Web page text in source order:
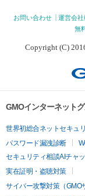
お問い合わせ 運営会社
無
Copyright (C)
GMOインターネット
世界初総合ネットセキュ
パスワード漏洩診断
セキュリティ相談AIチャ
実在証明・盗聴対策
サイバー攻撃対策（GMO